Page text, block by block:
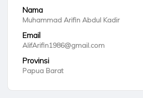
Nama
Muhammad Arifin Abdul Kadir
Email
AlifArifin1986@gmail.com
Provinsi
Papua Barat